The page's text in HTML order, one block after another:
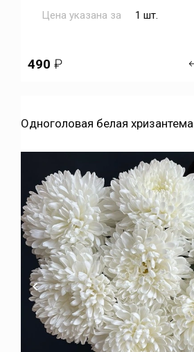
Цена указана за 1 шт.
490 ₽
Одноголовая белая хризантема